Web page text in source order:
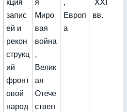
запис
ей и
рекон
струкц
ий
фронт
овой
народ
Миро
вая
война
,
Велик
ая
Отече
ствен
Европ
а
вв.